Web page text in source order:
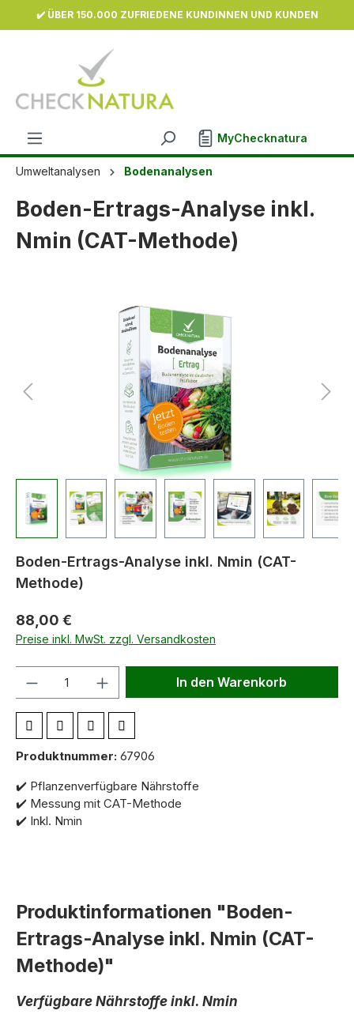
springen
✔️ ÜBER 150.000 ZUFRIEDENE KUNDINNEN UND KUNDEN
MyChecknatura
Umweltanalysen Bodenanalysen
Boden-Ertrags-Analyse inkl.
Nmin (CAT-Methode)
Boden-Ertrags-Analyse inkl. Nmin (CAT-
Methode)
88,00 €
Preise inkl. MwSt. zzgl. Versandkosten
In den Warenkorb
Produktnummer: 67906
✔️ Pflanzenverfügbare Nährstoffe
✔️ Messung mit CAT-Methode
✔️ Inkl. Nmin
Produktinformationen "Boden-
Ertrags-Analyse inkl. Nmin (CAT-
Methode)"
Verfügbare Nährstoffe inkl. Nmin